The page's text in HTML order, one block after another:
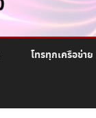
โทรทุกเครือข่าย